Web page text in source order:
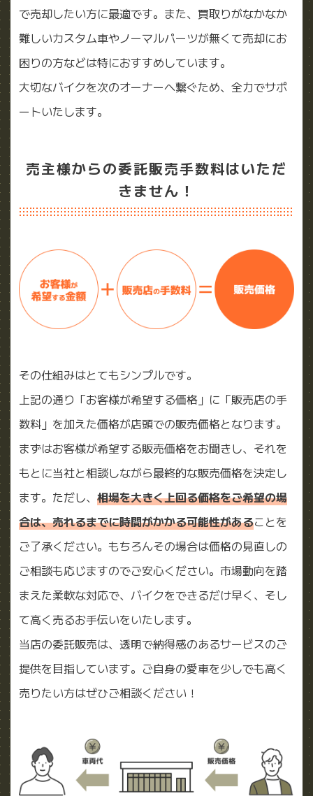
で売却したい方に最適です。また、買取りがなかなか
難しいカスタム車やノーマルパーツが無くて売却にお
困りの方などは特におすすめしています。
大切なバイクを次のオーナーへ繋ぐため、全力でサポ
ートいたします。
売主様からの委託販売手数料はいただ
きません！
その仕組みはとてもシンプルです。
上記の通り「お客様が希望する価格」に「販売店の手
数料」を加えた価格が店頭での販売価格となります。
まずはお客様が希望する販売価格をお聞きし、それを
もとに当社と相談しながら最終的な販売価格を決定し
ます。ただし、 相場を大きく上回る価格をご希望の場
合は、売れるまでに時間がかかる可能性があることを
ご了承ください。もちろんその場合は価格の見直しの
ご相談も応じますのでご安心ください。市場動向を踏
まえた柔軟な対応で、バイクをできるだけ早く、そし
て高く売るお手伝いをいたします。
当店の委託販売は、透明で納得感のあるサービスのご
提供を目指しています。ご自身の愛車を少しでも高く
売りたい方はぜひご相談ください！